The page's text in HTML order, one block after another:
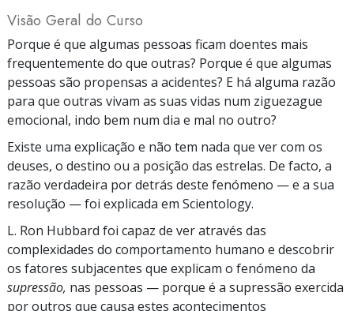
Visão Geral do Curso
Porque é que algumas pessoas ficam doentes mais
frequentemente do que outras? Porque é que algumas
pessoas são propensas a acidentes? E há alguma razão
para que outras vivam as suas vidas num ziguezague
emocional, indo bem num dia e mal no outro?
Existe uma explicação e não tem nada que ver com os
deuses, o destino ou a posição das estrelas. De facto, a
razão verdadeira por detrás deste fenómeno — e a sua
resolução — foi explicada em Scientology.
L. Ron Hubbard foi capaz de ver através das
complexidades do comportamento humano e descobrir
os fatores subjacentes que explicam o fenómeno da
supressão, nas pessoas — porque é a supressão exercida
por outros que causa estes acontecimentos